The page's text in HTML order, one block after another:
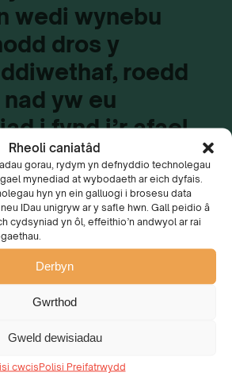
Rheoli caniatâd
gorau, rydym yn defnyddio technolegau
mynediad at wybodaeth ar eich dyfais.
hyn yn ein galluogi i brosesu data
IDau unigryw ar y safle hwn. Gall peidio â
cydsyniad yn ôl, effeithio’n andwyol ar rai
Derbyn
Gwrthod
Gweld dewisiadau
cwcisPolisi Preifatrwydd
wedi wynebu
dros y
roedd
yw eu
i fynd i’r afael
yr hinsawdd
Mae angen i ni i
eu harweiniad a
nawr i ddiogelu
ar gyfer
dyfodol.